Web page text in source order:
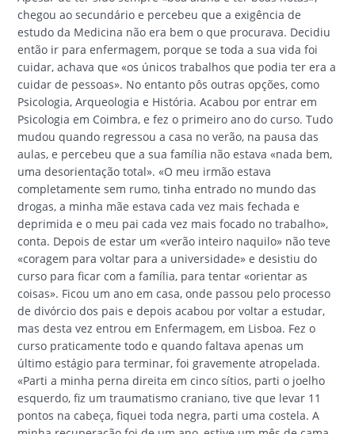
chegou ao secundário e percebeu que a exigência de
estudo da Medicina não era bem o que procurava. Decidiu
então ir para enfermagem, porque se toda a sua vida foi
cuidar, achava que «os únicos trabalhos que podia ter era a
cuidar de pessoas». No entanto pôs outras opções, como
Psicologia, Arqueologia e História. Acabou por entrar em
Psicologia em Coimbra, e fez o primeiro ano do curso. Tudo
mudou quando regressou a casa no verão, na pausa das
aulas, e percebeu que a sua família não estava «nada bem,
uma desorientação total». «O meu irmão estava
completamente sem rumo, tinha entrado no mundo das
drogas, a minha mãe estava cada vez mais fechada e
deprimida e o meu pai cada vez mais focado no trabalho»,
conta. Depois de estar um «verão inteiro naquilo» não teve
«coragem para voltar para a universidade» e desistiu do
curso para ficar com a família, para tentar «orientar as
coisas». Ficou um ano em casa, onde passou pelo processo
de divórcio dos pais e depois acabou por voltar a estudar,
mas desta vez entrou em Enfermagem, em Lisboa. Fez o
curso praticamente todo e quando faltava apenas um
último estágio para terminar, foi gravemente atropelada.
«Parti a minha perna direita em cinco sítios, parti o joelho
esquerdo, fiz um traumatismo craniano, tive que levar 11
pontos na cabeça, fiquei toda negra, parti uma costela. A